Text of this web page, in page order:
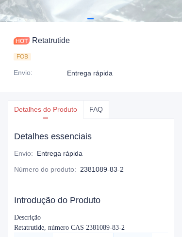
Retatrutide
FOB
Envio: Entrega rápida
Detalhes do Produto FAQ
Detalhes essenciais
Envio: Entrega rápida
Número do produto: 2381089-83-2
Introdução do Produto
Descrição
Retatrutide, número CAS 2381089-83-2